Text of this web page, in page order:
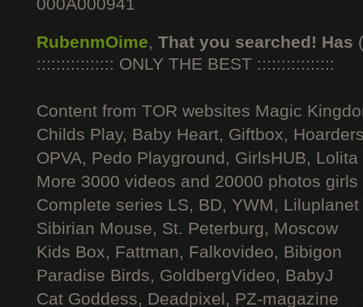
000A000941
RubenmOime, That you searched! Has
:::::::::::::::: ONLY THE BEST ::::::::::::::::
Content from TOR websites Magic
Childs Play, Baby Heart, Giftbox,
OPVA, Pedo Playground, GirlsHUB, Lolita
More 3000 videos and 20000 photos
Complete series LS, BD, YWM, Liluplanet
Sibirian Mouse, St. Peterburg, Moscow
Kids Box, Fattman, Falkovideo, Bibigon
Paradise Birds, GoldbergVideo, BabyJ
Cat Goddess, Deadpixel, PZ-magazine